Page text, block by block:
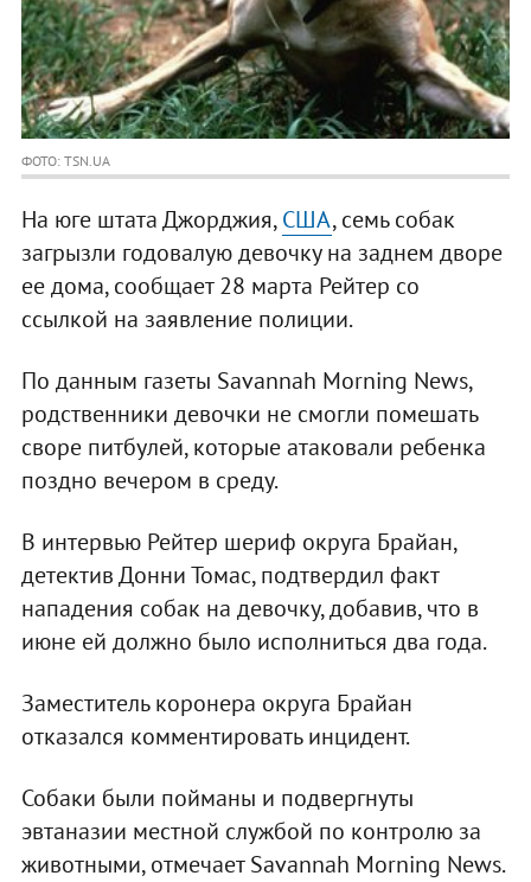
ФОТО: TSN.UA
На юге штата Джорджия,США, семь собак
загрызли годовалую девочку на заднем дворе
ее дома, сообщает 28 марта Рейтер со
ссылкой на заявление полиции.
По данным газеты Savannah Morning News,
родственники девочки не смогли помешать
своре питбулей, которые атаковали ребенка
поздно вечером в среду.
В интервью Рейтер шериф округа Брайан,
детектив Донни Томас, подтвердил факт
нападения собак на девочку, добавив, что в
июне ей должно было исполниться два года.
Заместитель коронера округа Брайан
отказался комментировать инцидент.
Собаки были пойманы и подвергнуты
эвтаназии местной службой по контролю за
животными, отмечает Savannah Morning News.